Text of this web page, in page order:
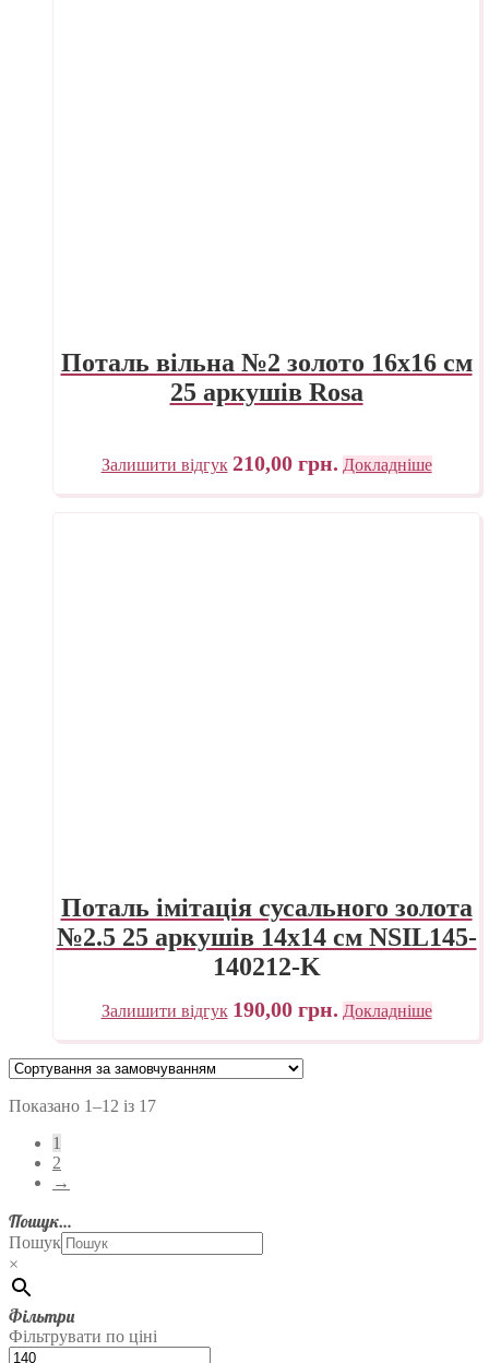
Поталь вільна №2 золото 16х16 см
25 аркушів Rosa
Залишити відгук 210,00 грн. Докладніше
Поталь імітація сусального золота
№2.5 25 аркушів 14х14 см NSIL145-
140212-K
Залишити відгук 190,00 грн. Докладніше
Показано 1–12 із 17
1
2
→
Пошук…
Пошук
×
Фільтри
Фільтрувати по ціні